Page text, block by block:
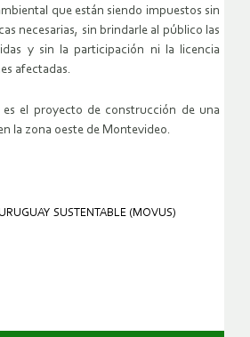
que están siendo impuestos sin
necesarias, sin brindarle al público las
y sin la participación ni la licencia
afectadas.
el proyecto de construcción de una
la zona oeste de Montevideo.
SUSTENTABLE (MOVUS)